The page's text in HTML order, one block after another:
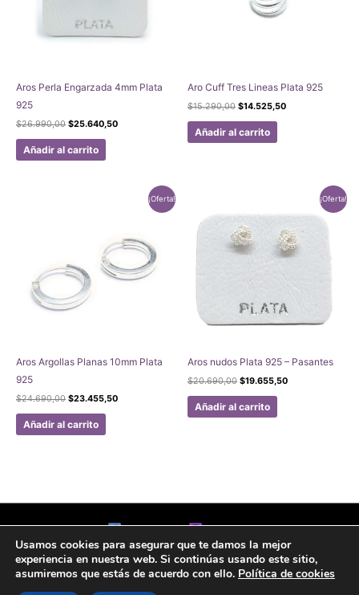
Aros Perla Engarzada 4mm Plata
925
$26.990,00 El
original
era:
$25.640,50El
Añadir al carrito
Aro Cuff Tres Lineas Plata 925
$15.290,00 El
original
era:
$14.525,50El
Añadir al carrito
¡Oferta!
Aros Argollas Planas 10mm Plata
925
$24.690,00 El
original
era:
$23.455,50El
Añadir al carrito
¡Oferta!
Aros nudos Plata 925 – Pasantes
$20.690,00 El
original
era:
$19.655,50El
Añadir al carrito
Facebook Instagram
Aviso legal Politicas de Privacidad
Politica de Cookies
Formulario de arrepentimiento
Usamos cookies para asegurar que te damos la mejor
experiencia en nuestra web. Si continúas usando este sitio,
asumiremos que estás de acuerdo con ello. Política de cookies